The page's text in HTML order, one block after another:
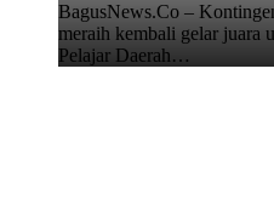
BagusNews.Co –
meraih kembali gelar juara
Pelajar Daerah…